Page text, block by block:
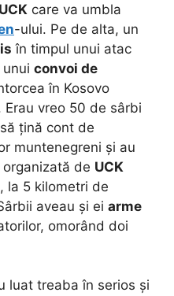
care va umbla
-ului. Pe de alta, un
în timpul unui atac
convoi de
în Kosovo
Erau vreo 50 de sârbi
țină cont de
muntenegreni și au
organizată de UCK
, la 5 kilometri de
aveau și ei arme
omorând doi
luat treaba în serios și